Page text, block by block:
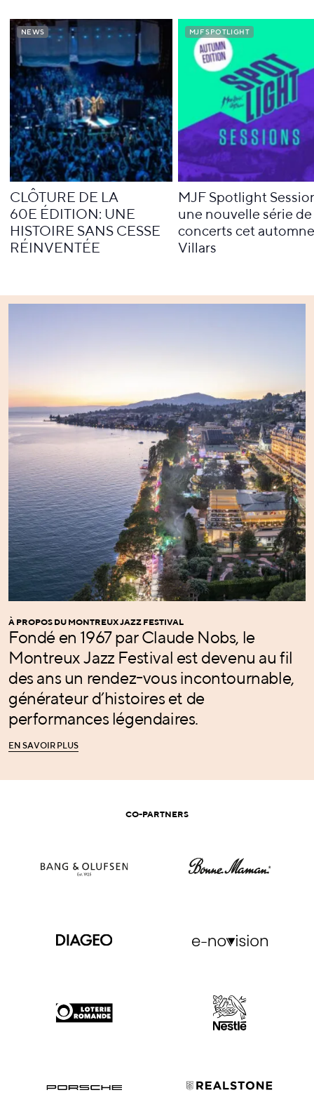
NEWS
NEWS
CLÔTURE DE LA
60E ÉDITION: UNE
HISTOIRE SANS CESSE
RÉINVENTÉE
MJF SPOTLIGHT
MJF SPOTLIGHT
MJF Spotlight
une nouvelle série de
concerts cet
Villars
À PROPOS DU MONTREUX JAZZ FESTIVAL
Fondé en 1967 par Claude Nobs, le
Montreux Jazz Festival est devenu au fil
des ans un rendez-vous incontournable,
générateur d’histoires et de
performances légendaires.
EN SAVO R PLUS
CO-PARTNERS